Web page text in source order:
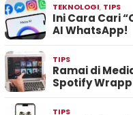
TEKNOLOGI, TIPS
Ini Cara Cari
AI WhatsApp!
TIPS
Ramai di
Spotify
TIPS